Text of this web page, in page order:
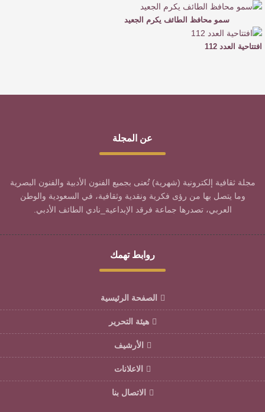
سمو محافظ الطائف يكرم الجعيد
افتتاحية العدد 112
عن المجلة
مجلة ثقافية إلكترونية (شهرية) تُعنى بجميع الفنون الأدبية والفنون البصرية
وما يتصل بها من رؤى فكرية ونقدية وثقافية، في السعودية والوطن
العربي، تصدرها جماعة فرقد الإبداعية_نادي الطائف الأدبي.
روابط تهمك
الصفحة الرئيسية
هيئة التحرير
الأرشيف
الاعلانات
الاتصال بنا